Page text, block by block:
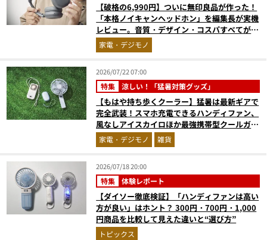
【破格の6,990円】ついに無印良品が作った！
「本格ノイキャンヘッドホン」を編集長が実機
レビュー。音質・デザイン・コスパすべてが大
正解だった『コレ買いです』Vol.171
家電・デジモノ
2026/07/22 07:00
特集 涼しい！「猛暑対策グッズ」
【もはや持ち歩くクーラー】猛暑は最新ギアで
完全武装！スマホ充電できるハンディファン、
風なしアイスカイロほか最強携帯型クールガジ
ェット4選
家電・デジモノ 雑貨
2026/07/18 20:00
特集 体験レポート
【ダイソー徹底検証】「ハンディファンは高い
方が良い」はホント？ 300円・700円・1,000
円商品を比較して見えた違いと“選び方”
トピックス